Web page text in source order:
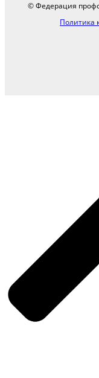
© Федерация
Политика